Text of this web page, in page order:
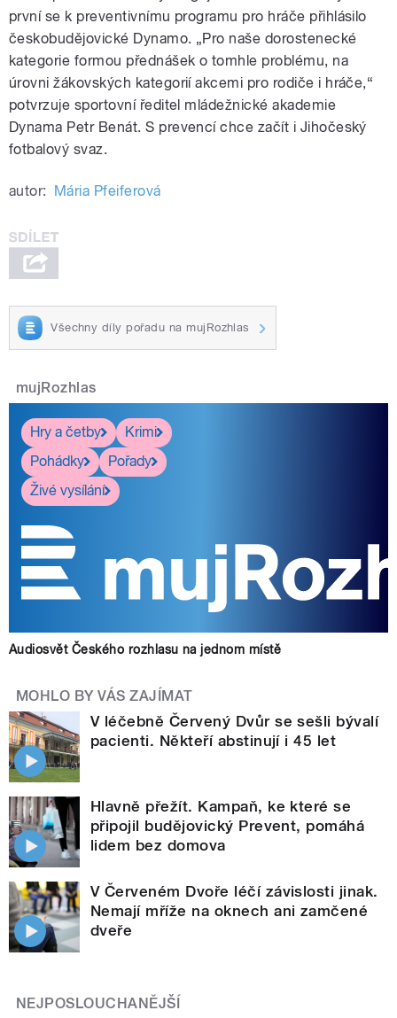
první se k preventivnímu programu pro hráče přihlásilo
českobudějovické Dynamo. „Pro naše dorostenecké
kategorie formou přednášek o tomhle problému, na
úrovni žákovských kategorií akcemi pro rodiče i hráče,“
potvrzuje sportovní ředitel mládežnické akademie
Dynama Petr Benát. S prevencí chce začít i Jihočeský
fotbalový svaz.
autor: Mária Pfeiferová
Všechny díly pořadu na mujRozhlas
mujRozhlas
Hry a četby
Krimi
Pohádky
Pořady
Živé vysílání
Audiosvět Českého rozhlasu na jednom místě
MOHLO BY VÁS ZAJÍMAT
V léčebně Červený Dvůr se sešli bývalí
pacienti. Někteří abstinují i 45 let
Hlavně přežít. Kampaň, ke které se
připojil budějovický Prevent, pomáhá
lidem bez domova
V Červeném Dvoře léčí závislosti jinak.
Nemají mříže na oknech ani zamčené
dveře
NEJPOSLOUCHANĚJŠÍ